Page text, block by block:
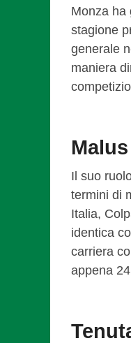
Monza ha
stagione
generale
maniera
Malus
Il suo
termini di
Italia,
identica
carriera
appena